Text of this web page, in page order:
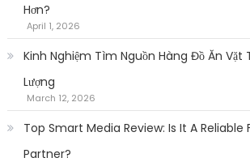
Hơn?
April 1, 2026
Kinh Nghiệm Tìm Nguồn Hàng Đồ Ăn Vặt
Lượng
March 12, 2026
Top Smart Media Review: Is It A Reliable
Partner?